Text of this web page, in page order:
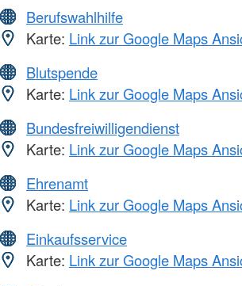
Berufswahlhilfe
Karte: Link zur Google Maps
Blutspende
Karte: Link zur Google Maps
Bundesfreiwilligendienst
Karte: Link zur Google Maps
Ehrenamt
Karte: Link zur Google Maps
Einkaufsservice
Karte: Link zur Google Maps